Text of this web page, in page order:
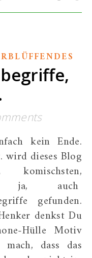
wird dieses Blog
ja, auch
gefunden.
denkst Du
Hülle Motiv
dass das